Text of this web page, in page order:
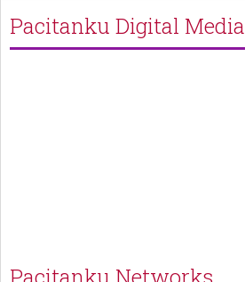
Pacitanku Digital Media